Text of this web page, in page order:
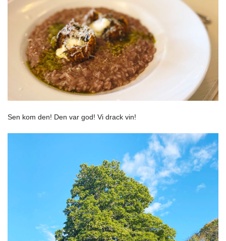
Sen kom den! Den var god! Vi drack vin!